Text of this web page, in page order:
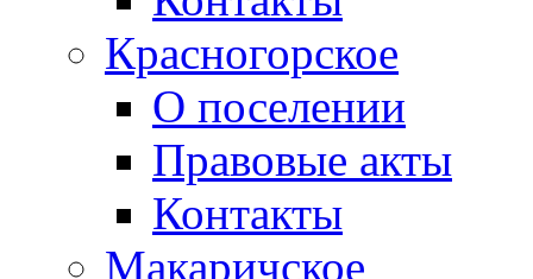
Красногорское
О поселении
Правовые акты
Контакты
Макаричское